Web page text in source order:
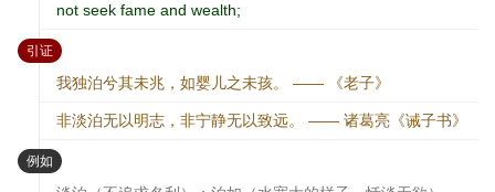
not seek fame and wealth;
引证：
我独泊兮其未兆，如婴儿之未孩。 —— 《老子》
非淡泊无以明志，非宁静无以致远。 —— 诸葛亮《诫子书》
例如 ：